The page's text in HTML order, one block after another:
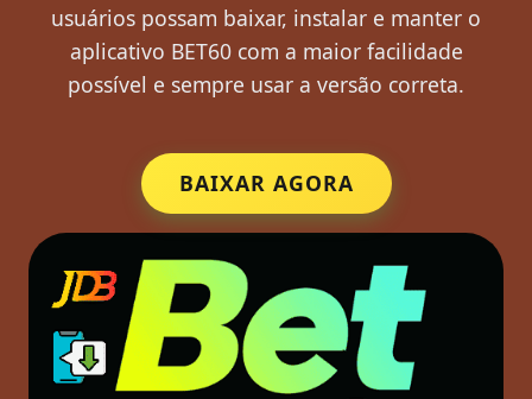
usuários possam baixar, instalar e manter o
aplicativo BET60 com a maior facilidade
possível e sempre usar a versão correta.
BAIXAR AGORA